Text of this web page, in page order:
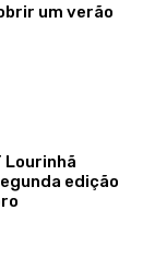
um verão
Lourinhã
edição